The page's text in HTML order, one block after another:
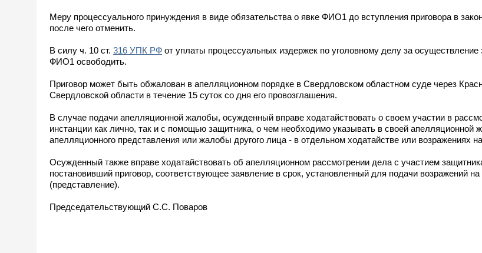
Меру процессуального принуждения в виде обязательства о явке ФИО1 до вступления приговора в
после чего отменить.
В силу ч. 10 ст. 316 УПК РФ от уплаты процессуальных издержек по уголовному делу за
ФИО1 освободить.
Приговор может быть обжалован в апелляционном порядке в Свердловском областном суде через
Свердловской области в течение 15 суток со дня его провозглашения.
В случае подачи апелляционной жалобы, осужденный вправе ходатайствовать о своем участии в
инстанции как лично, так и с помощью защитника, о чем необходимо указывать в своей апелляционной
апелляционного представления или жалобы другого лица - в отдельном ходатайстве или возражениях
Осужденный также вправе ходатайствовать об апелляционном рассмотрении дела с участием
постановивший приговор, соответствующее заявление в срок, установленный для подачи возражений
(представление).
Председательствующий С.С. Поваров